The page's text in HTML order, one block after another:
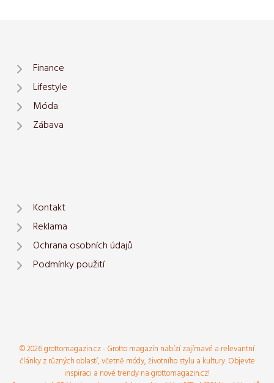
Finance
Lifestyle
Móda
Zábava
Kontakt
Reklama
Ochrana osobních údajů
Podmínky použití
© 2026 grottomagazin.cz - Grotto magazín nabízí zajímavé a relevantní
články z různých oblastí, včetně módy, životního stylu a kultury. Objevte
inspiraci a nové trendy na grottomagazin.cz!